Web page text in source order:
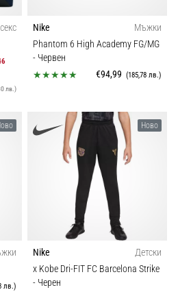
лв.)
Nike
Мъжки
Phantom 6 High Academy FG/MG
- Червен
€94,99 (185,78 лв.)
лв.)
Ново
Nike
Детски
x Kobe Dri-FIT FC Barcelona Strike
- Черен